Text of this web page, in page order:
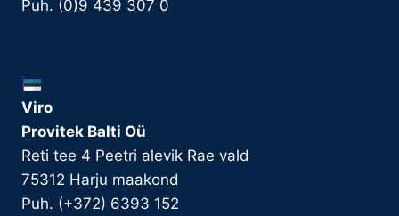
Puh. (0)9 439 307 0
Viro
Provitek Balti Oü
Reti tee 4 Peetri alevik Rae vald
75312 Harju maakond
Puh. (+372) 6393 152